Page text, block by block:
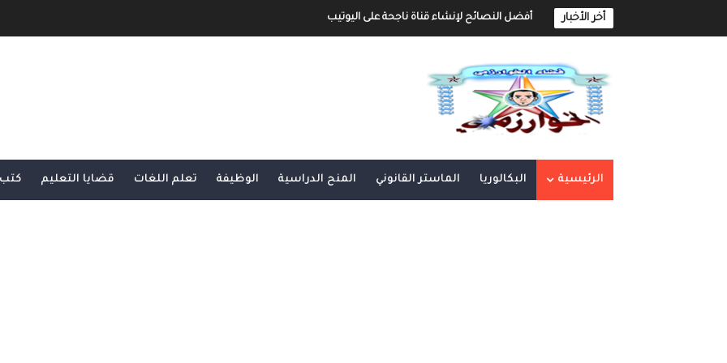
أخر الأخبار أفضل النصائح لإنشاء قناة ناجحة على اليوتيب
أفضل طرق الربح من مدونة بلوجر
خطوة بخطوة كيفية إنشاء مدونة بلوجر و الربح منها
إنشاء المحتوى الرقمي و الربح منه شرح شامل و مفصل
الرئيسية البكالوريا الماستر القانوني المنح الدراسية الوظيفة تعلم اللغات قضايا التعليم كتب